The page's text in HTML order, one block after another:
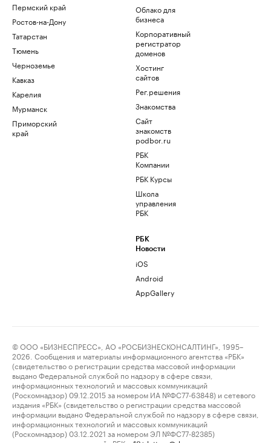
Пермский край
Ростов-на-Дону
Татарстан
Тюмень
Черноземье
Кавказ
Карелия
Мурманск
Приморский
край
Облако для
бизнеса
Корпоративный
регистратор
доменов
Хостинг
сайтов
Рег.решения
Знакомства
Сайт
знакомств
podbor.ru
РБК
Компании
РБК Курсы
Школа
управления
РБК
РБК
Новости
iOS
Android
AppGallery
© ООО «БИЗНЕСПРЕСС», АО «РОСБИЗНЕСКОНСАЛТИНГ», 1995–
2026. Сообщения и материалы информационного агентства «РБК»
(свидетельство о регистрации средства массовой информации
выдано Федеральной службой по надзору в сфере связи,
информационных технологий и массовых коммуникаций
(Роскомнадзор) 09.12.2015 за номером ИА №ФС77-63848) и сетевого
издания «РБК» (свидетельство о регистрации средства массовой
информации выдано Федеральной службой по надзору в сфере связи,
информационных технологий и массовых коммуникаций
(Роскомнадзор) 03.12.2021 за номером ЭЛ №ФС77-82385)